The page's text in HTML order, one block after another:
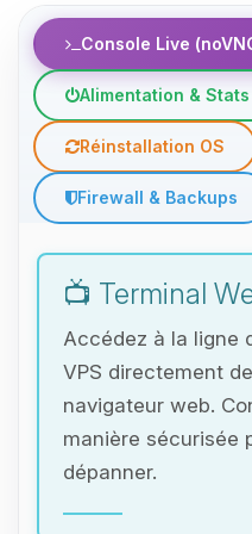
Console Live
Alimentation & Stats
Réinstallation OS
Firewall & Backups
📺 Terminal
Accédez à la ligne
VPS directement
navigateur web.
manière sécurisée
dépanner.